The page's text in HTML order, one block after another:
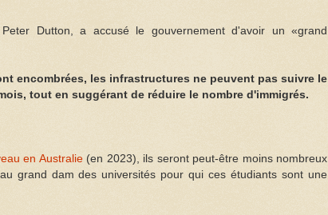
Dutton, a accusé le gouvernement d'avoir un «grand
encombrées, les infrastructures ne peuvent pas suivre le
tout en suggérant de réduire le nombre d'immigrés.
en Australie(en 2023), ils seront peut-être moins nombreux
grand dam des universités pour qui ces étudiants sont une